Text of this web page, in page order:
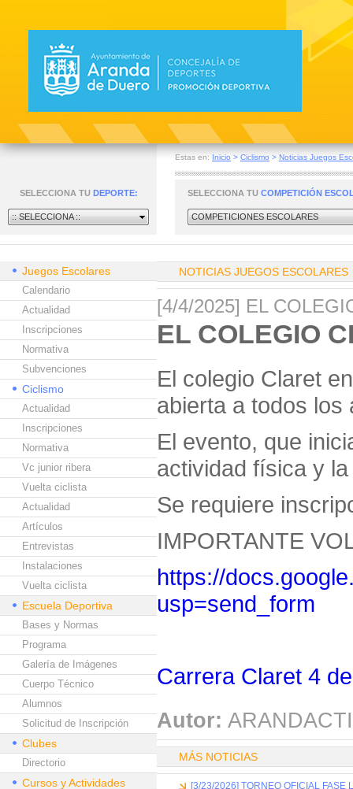
Estas en: Inicio > Ciclismo > Noticias Juegos
SELECCIONA TU DEPORTE:
:: SELECCIONA ::
SELECCIONA TU COMPETICIÓN
COMPETICIONES ESCOLARES
Juegos Escolares
Calendario
Actualidad
Inscripciones
Normativa
Subvenciones
Ciclismo
Actualidad
Inscripciones
Normativa
Vc junior ribera
Vuelta ciclista
Actualidad
Artículos
Entrevistas
Instalaciones
Vuelta ciclista
Escuela Deportiva
Bases y Normas
Programa
Galería de Imágenes
Cuerpo Técnico
Alumnos
Solicitud de Inscripción
Clubes
Directorio
Cursos y Actividades
NOTICIAS JUEGOS ESCOLARES
[4/4/2025] EL
EL COLEGIO
El colegio Claret
abierta a todos los
El evento, que
actividad física y
Se requiere
IMPORTANTE
https://
usp=send_form
Carrera Claret 4
Autor:
MÁS NOTICIAS
[3/23/2026] TORNEO OFICIAL FASE